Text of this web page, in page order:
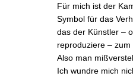
Für mich ist der
Symbol für das
das der Künstler ‒
reproduziere ‒ zum
Also man
Ich wundre mich